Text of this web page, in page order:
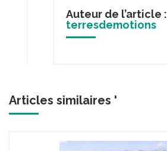
Auteur de l’article :
terresdemotions
Articles similaires '